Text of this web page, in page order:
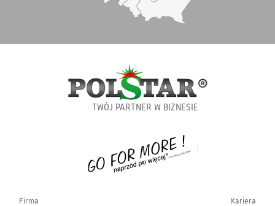
TWÓJ PARTNER W BIZNESIE
Firma Kariera